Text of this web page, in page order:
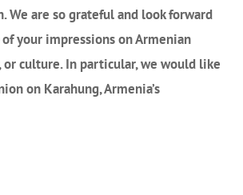
We are so grateful and look forward
your impressions on Armenian
culture. In particular, we would like
on Karahung, Armenia’s